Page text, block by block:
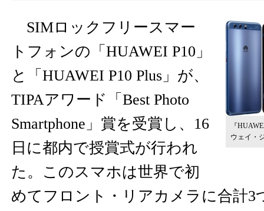
『
ウェイ・
SIMロックフリースマー
トフォンの「HUAWEI P10」
と「HUAWEI P10 Plus」が、
TIPAアワード「Best Photo
Smartphone」賞を受賞し、16
日に都内で授賞式が行われ
た。このスマホは世界で初
めてフロント・リアカメラに合計3